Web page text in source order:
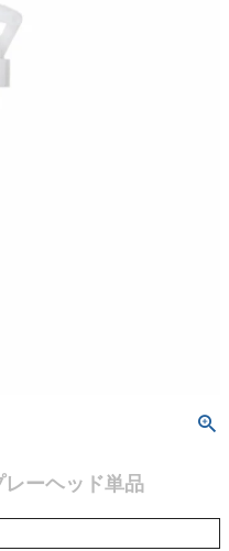
ーヘッド単品